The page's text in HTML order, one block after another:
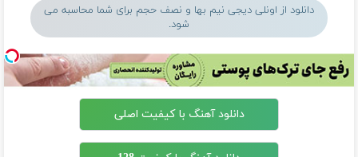
دانلود از اونلی دیجی نیم بها و نصف حجم برای شما محاسبه می
شود.
دانلود آهنگ با کیفیت اصلی